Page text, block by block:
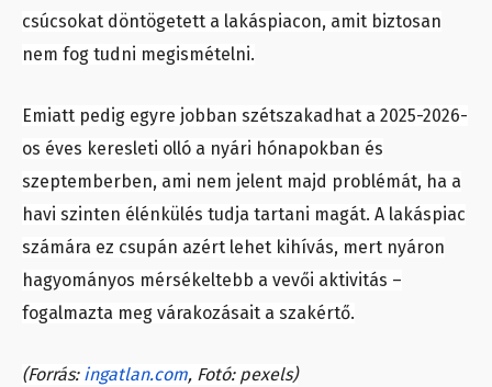
csúcsokat döntögetett a lakáspiacon, amit biztosan
nem fog tudni megismételni.
Emiatt pedig egyre jobban szétszakadhat a 2025-2026-
os éves keresleti olló a nyári hónapokban és
szeptemberben, ami nem jelent majd problémát, ha a
havi szinten élénkülés tudja tartani magát. A lakáspiac
számára ez csupán azért lehet kihívás, mert nyáron
hagyományos mérsékeltebb a vevői aktivitás –
fogalmazta meg várakozásait a szakértő.
(Forrás: ingatlan.com, Fotó: pexels)